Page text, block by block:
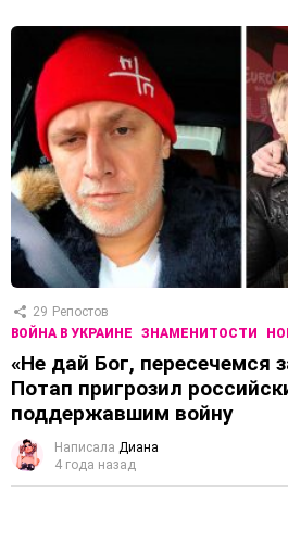
29 Репостов
ВОЙНА В УКРАИНЕ
ЗНАМЕНИТОСТИ
«Не дай Бог, пересечемся
Потап пригрозил
поддержавшим войну
Написала Диана
4 года назад